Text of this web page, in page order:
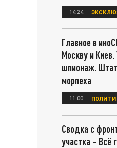
14:24
Главное в
Москву и Киев.
шпионаж.
морпеха
11:00
Сводка с
участка – Всё